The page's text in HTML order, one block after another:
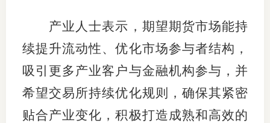
产业人士表示，期望期货市场能持
续提升流动性、优化市场参与者结构，
吸引更多产业客户与金融机构参与，并
希望交易所持续优化规则，确保其紧密
贴合产业变化，积极打造成熟和高效的